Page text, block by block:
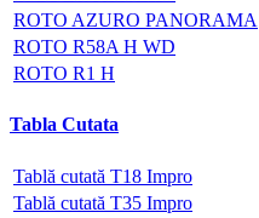
ROTO AZURO PANORAMA
ROTO R58A H WD
ROTO R1 H
Tabla Cutata
Tablă cutată T18 Impro
Tablă cutată T35 Impro